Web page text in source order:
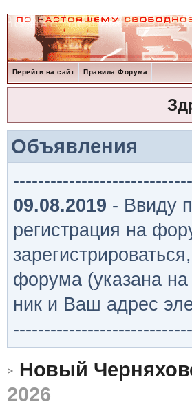
Перейти на сайт Правила Форума
Объявления
09.08.2019 - Ввиду
регистрация на
форума (указана на
ник и Ваш адрес
Новый
2026